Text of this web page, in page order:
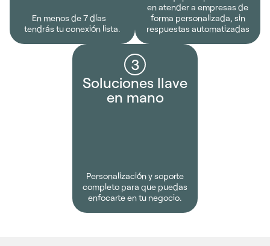
En menos de 7 días
tendrás tu conexión lista.
en atender a empresas de
forma personalizada, sin
respuestas automatizadas
3
Soluciones llave
en mano
Personalización y soporte
completo para que puedas
enfocarte en tu negocio.